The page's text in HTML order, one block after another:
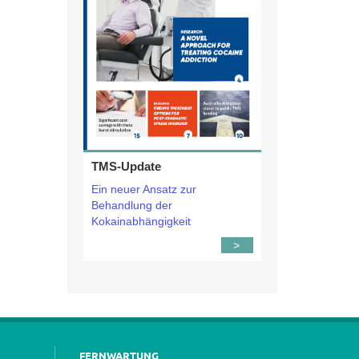
TMS-Update
Ein neuer Ansatz zur
Behandlung der
Kokainabhängigkeit
>
FERNWARTUNG